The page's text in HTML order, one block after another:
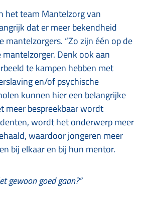
het team Mantelzorg van
dat er meer bekendheid
“Zo zijn één op de
Denk ook aan
te kampen hebben met
en/of psychische
kunnen hier een belangrijke
meer bespreekbaar wordt
wordt het onderwerp meer
waardoor jongeren meer
bij elkaar en bij hun mentor.
gewoon goed gaan?”